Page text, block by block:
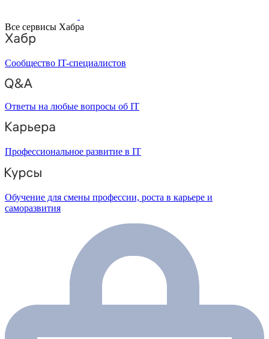
Все сервисы Хабра
Сообщество IT-специалистов
Ответы на любые вопросы об IT
Профессиональное развитие в IT
Обучение для смены профессии, роста в карьере и
саморазвития